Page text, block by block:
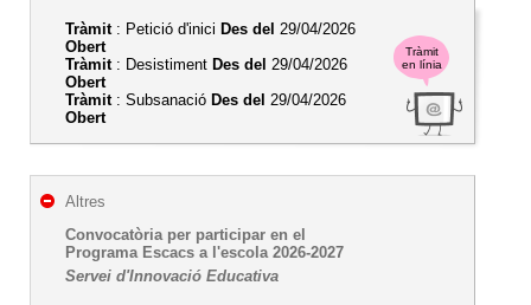
Tràmit
en línia
Tràmit: Petició d'inici Des del 29/04/2026
Obert
Tràmit: Desistiment Des del 29/04/2026
Obert
Tràmit: Subsanació Des del 29/04/2026
Obert
Altres
Convocatòria per participar en el
Programa Escacs a l'escola 2026-2027
Servei d'Innovació Educativa